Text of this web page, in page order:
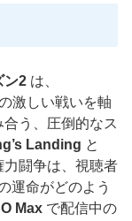
ン2 は、
激しい戦いを軸
う、圧倒的なス
Landing と
力闘争は、視聴者
運命がどのよう
Max で配信中の